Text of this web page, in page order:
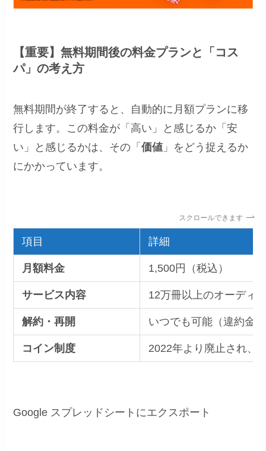
【重要】無料期間後の料金プランと「コス
パ」の考え方
無料期間が終了すると、自動的に月額プランに移
行します。この料金が「高い」と感じるか「安
い」と感じるかは、その「価値 」をどう捉えるか
にかかっています。
スクロールできます
項目 詳細
月額料金 1,500円（税込）
サービス内容 12万冊以上のオーディ
解約・再開 いつでも可能（違約金
コイン制度 2022年より廃止され、
Google スプレッドシートにエクスポート